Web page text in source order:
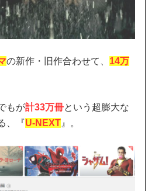
の新作・旧作合わせて、 14万
もが計33万冊という超膨大な
、『U-NEXT 』。